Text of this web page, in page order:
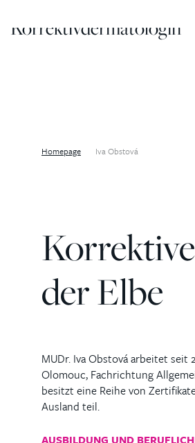
Homepage Iva Obstová
Korrektivdermatologin
der Elbe
MUDr. Iva Obstová arbeitet seit
Olomouc, Fachrichtung
besitzt eine Reihe von
Ausland teil.
AUSBILDUNG UND